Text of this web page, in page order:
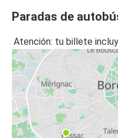
Paradas de
Atención: tu billete